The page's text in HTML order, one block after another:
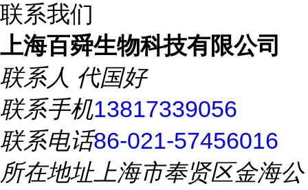
联系我们
上海百舜生物科技有限公司
联系人 代国好
联系手机13817339056
联系电话86-021-57456016
所在地址上海市奉贤区金海公